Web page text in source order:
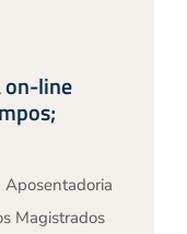
on-line
Aposentadoria
Magistrados